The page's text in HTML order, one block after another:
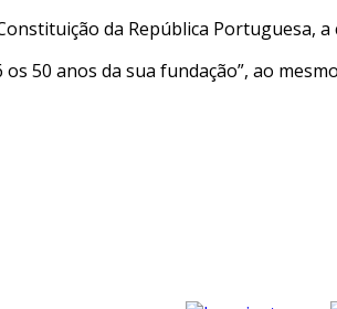
da República Portuguesa, a
os 50 anos da sua fundação”, ao